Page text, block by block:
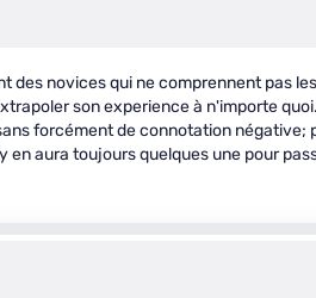
des novices qui ne comprennent pas
son experience à n'importe
forcément de connotation négative;
aura toujours quelques une pour